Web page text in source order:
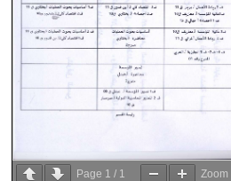
Page 1 / 1 Zoom